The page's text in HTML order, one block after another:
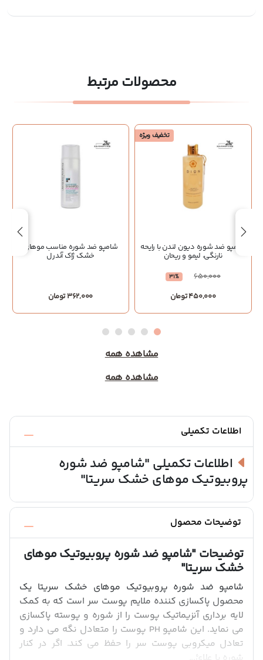
محصولات مرتبط
تخفیف ویژه
شامپو ضد شوره دیون لندن با رایحه
نارنگی، لیمو و ریحان
650,000
31%
450,000 تومان
شامپو ضد شوره مناسب موهای
خشک ژاک آندرل
362,000 تومان
مشاهده همه
مشاهده همه
اطلاعات تکمیلی
اطلاعات تکمیلی "شامپو ضد شوره
پروبیوتیک موهای خشک سریتا"
توضیحات محصول
توضیحات"شامپو ضد شوره پروبیوتیک موهای
خشک سریتا"
شامپو ضد شوره پروبیوتیک موهای خشک سریتا یک
محصول پاکسازی کننده ملایم پوست سر است که به کمک
لایه برداری آنزیماتیک پوست را از شوره و پوسته پاکسازی
می نماید. این شامپو PH پوست را متعادل نگه می دارد و
تعادل میکروبی پوست سر را حفظ می کند. اگر در کنار